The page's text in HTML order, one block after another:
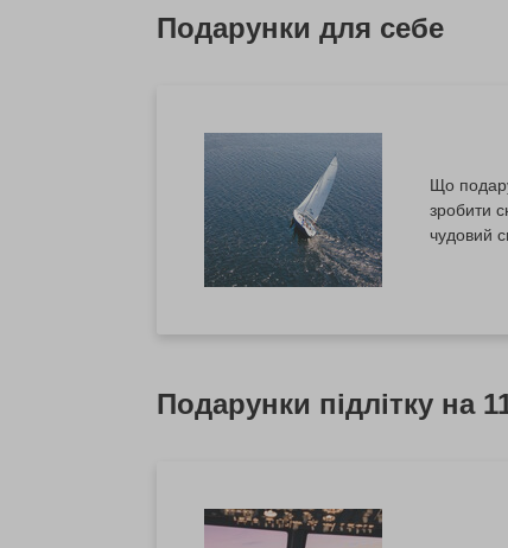
Подарунки для себе
Що
зробити
чудовий
Подарунки підлітку на